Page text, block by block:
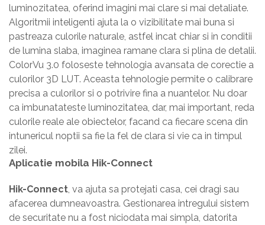
luminozitatea, oferind imagini mai clare si mai detaliate.
Algoritmii inteligenti ajuta la o vizibilitate mai buna si
pastreaza culorile naturale, astfel incat chiar si in conditii
de lumina slaba, imaginea ramane clara si plina de detalii.
ColorVu 3.0 foloseste tehnologia avansata de corectie a
culorilor 3D LUT. Aceasta tehnologie permite o calibrare
precisa a culorilor si o potrivire fina a nuantelor. Nu doar
ca imbunatateste luminozitatea, dar, mai important, reda
culorile reale ale obiectelor, facand ca fiecare scena din
intunericul noptii sa fie la fel de clara si vie ca in timpul
zilei.
Aplicatie mobila Hik-Connect
Hik-Connect , va ajuta sa protejati casa, cei dragi sau
afacerea dumneavoastra. Gestionarea intregului sistem
de securitate nu a fost niciodata mai simpla, datorita